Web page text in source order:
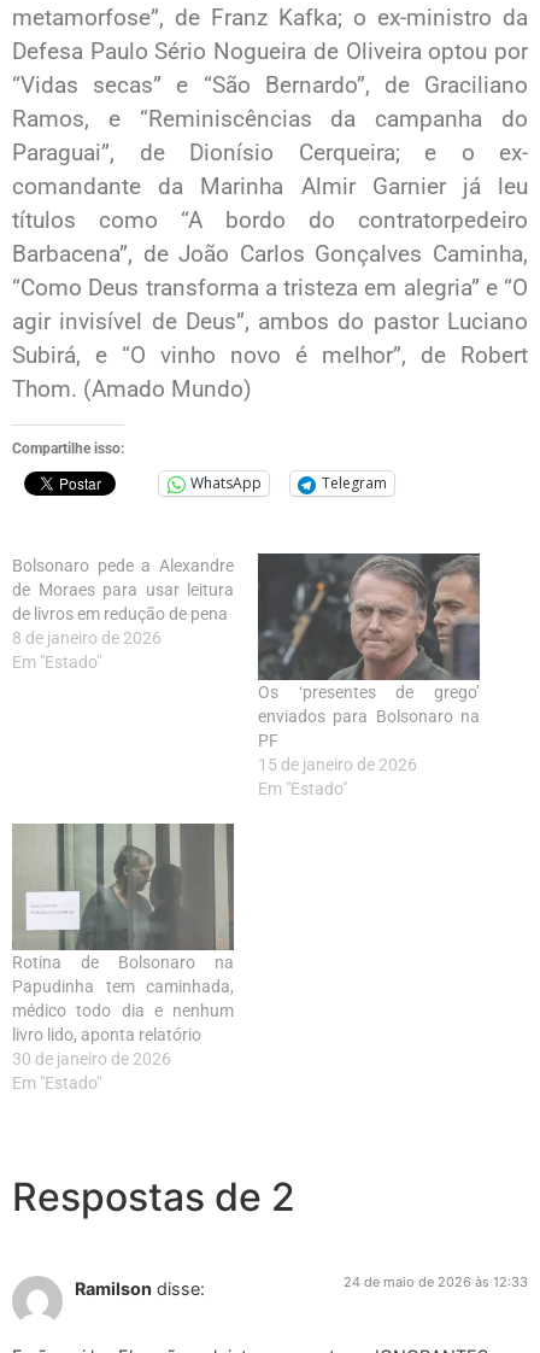
metamorfose”, de Franz Kafka; o ex-ministro da
Defesa Paulo Sério Nogueira de Oliveira optou por
“Vidas secas” e “São Bernardo”, de Graciliano
Ramos, e “Reminiscências da campanha do
Paraguai”, de Dionísio Cerqueira; e o ex-
comandante da Marinha Almir Garnier já leu
títulos como “A bordo do contratorpedeiro
Barbacena”, de João Carlos Gonçalves Caminha,
“Como Deus transforma a tristeza em alegria” e “O
agir invisível de Deus”, ambos do pastor Luciano
Subirá, e “O vinho novo é melhor”, de Robert
Thom. (Amado Mundo)
Compartilhe isso:
WhatsApp Telegram
Bolsonaro pede a Alexandre
de Moraes para usar leitura
de livros em redução de pena
8 de janeiro de 2026
Em "Estado"
Os ‘presentes de grego’
enviados para Bolsonaro na
PF
15 de janeiro de 2026
Em "Estado"
Rotina de Bolsonaro na
Papudinha tem caminhada,
médico todo dia e nenhum
livro lido, aponta relatório
30 de janeiro de 2026
Em "Estado"
Respostas de 2
Ramilson disse: 24 de maio de 2026 às 12:33